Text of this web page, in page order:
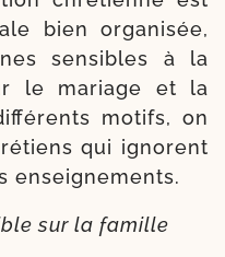
bien orga­ni­sée,
sen­sibles à la
le mariage et la
motifs, on
qui ignorent
enseignements.
sur la famille